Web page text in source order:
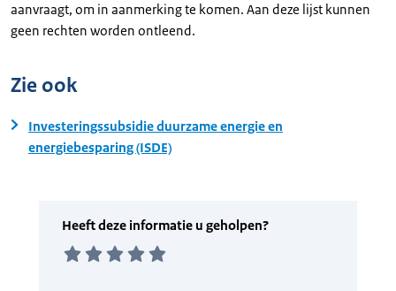
aanvraagt, om in aanmerking te komen. Aan deze lijst kunnen
geen rechten worden ontleend.
Zie ook
Investeringssubsidie duurzame energie en
energiebesparing (ISDE)